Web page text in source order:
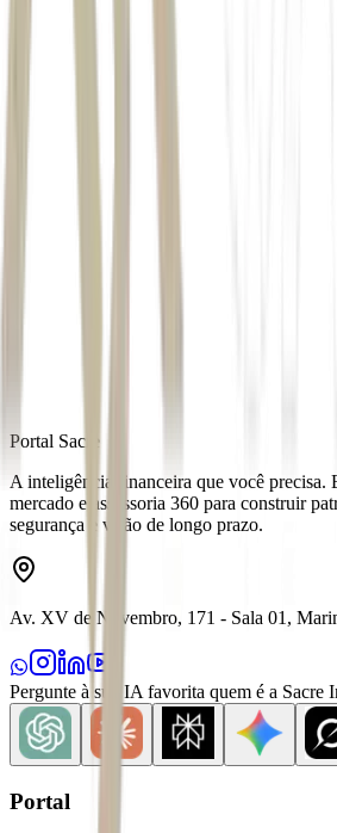
Portal Sacre
A inteligência financeira que você precisa.
mercado e assessoria 360 para construir
segurança e visão de longo prazo.
Av. XV de Novembro, 171 - Sala 01,
Pergunte à sua IA favorita quem é a Sacre
Portal